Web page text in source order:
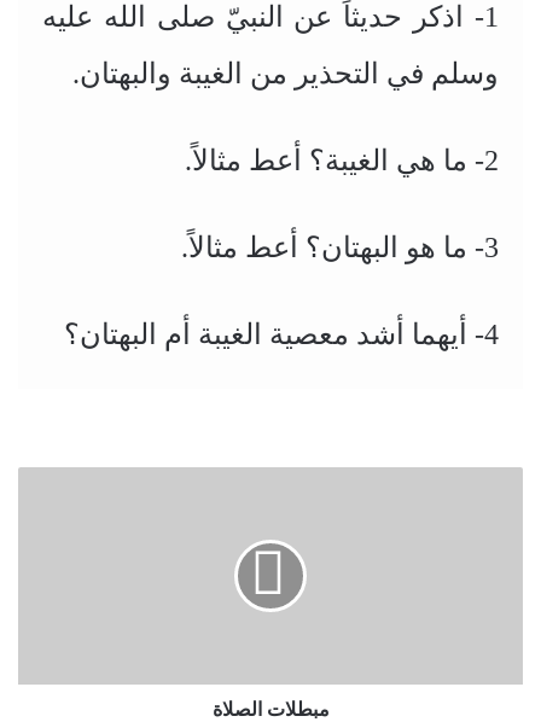
1-
اذكر حديثاً عن النبيّ صلى الله عليه
وسلم في التحذير من الغيبة والبهتان.
2- ما هي الغيبة؟ أعط مثالاً.
3- ما هو البهتان؟ أعط مثالاً.
4- أيهما أشد معصية الغيبة أم البهتان؟
مبطلات الصلاة